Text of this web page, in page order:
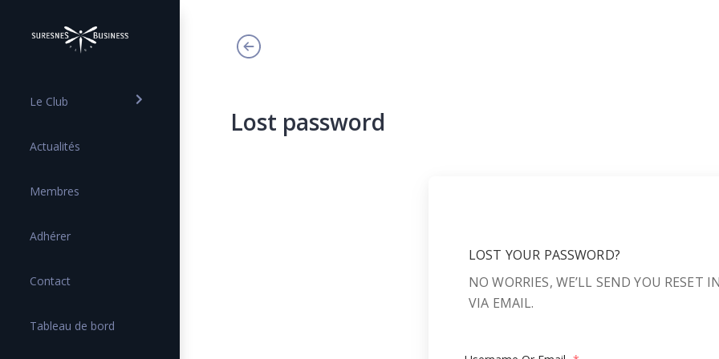
Le Club
Actualités
Membres
Adhérer
Contact
Tableau de bord
Lost password
LOST YOUR PASSWORD?
NO WORRIES, WE’LL SEND YOU RESET
VIA EMAIL.